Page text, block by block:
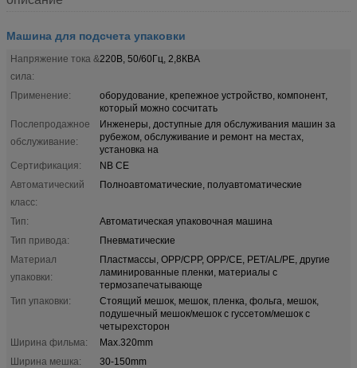
Машина для подсчета упаковки
Напряжение тока &
сила:
220В, 50/60Гц, 2,8КВА
Применение:
оборудование, крепежное устройство, компонент,
который можно сосчитать
Послепродажное
обслуживание:
Инженеры, доступные для обслуживания машин за
рубежом, обслуживание и ремонт на местах,
установка на
Сертификация:
NB CE
Автоматический
класс:
Полноавтоматические, полуавтоматические
Тип:
Автоматическая упаковочная машина
Тип привода:
Пневматические
Материал
упаковки:
Пластмассы, OPP/CPP, OPP/CE, PET/AL/PE, другие
ламинированные пленки, материалы с
термозапечатывающе
Тип упаковки:
Стоящий мешок, мешок, пленка, фольга, мешок,
подушечный мешок/мешок с гуссетом/мешок с
четырехсторон
Ширина фильма:
Max.320mm
Ширина мешка:
30-150mm